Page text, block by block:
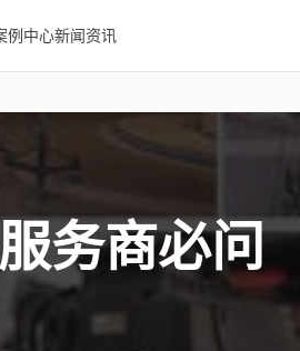
例中心新闻资讯
务商必问